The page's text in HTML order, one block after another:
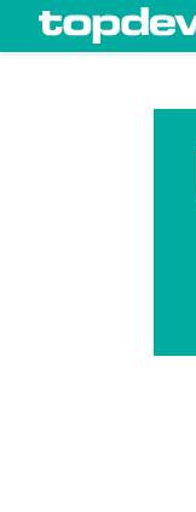
zum Inhalt wechseln